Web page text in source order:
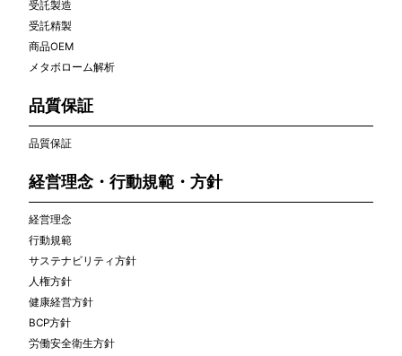
受託製造
受託精製
商品OEM
メタボローム解析
品質保証
品質保証
経営理念・行動規範・方針
経営理念
行動規範
サステナビリティ方針
人権方針
健康経営方針
BCP方針
労働安全衛生方針